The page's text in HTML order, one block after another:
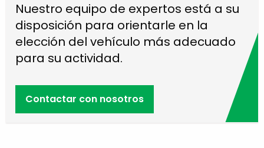
Nuestro equipo de expertos está a su
disposición para orientarle en la
elección del vehículo más adecuado
para su actividad.
Contactar con nosotros